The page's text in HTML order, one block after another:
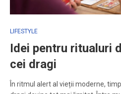
LIFESTYLE
Idei pentru ritualuri
cei dragi
În ritmul alert al vieții moderne,